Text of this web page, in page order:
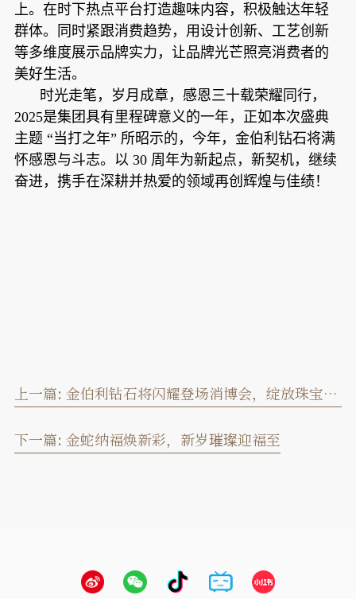
上。在时下热点平台打造趣味内容，积极触达年轻
群体。同时紧跟消费趋势，用设计创新、工艺创新
等多维度展示品牌实力，让品牌光芒照亮消费者的
美好生活。
时光走笔，岁月成章，感恩三十载荣耀同行，
2025是集团具有里程碑意义的一年，正如本次盛典
主题 “当打之年” 所昭示的，今年，金伯利钻石将满
怀感恩与斗志。以 30 周年为新起点，新契机，继续
奋进，携手在深耕并热爱的领域再创辉煌与佳绩！
上一篇: 金伯利钻石将闪耀登场消博会，绽放珠宝魅力！
下一篇: 金蛇纳福焕新彩，新岁璀璨迎福至